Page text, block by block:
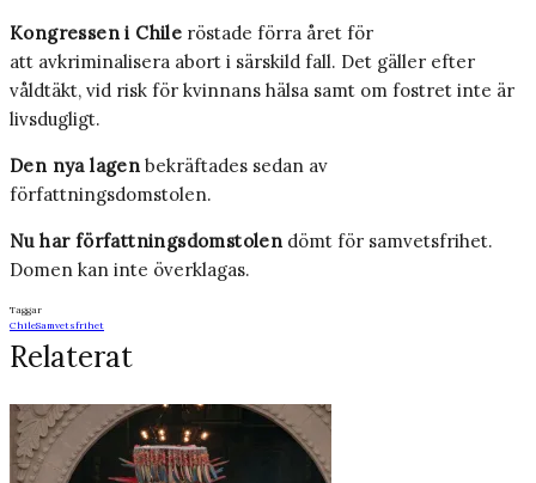
Kongressen i Chile röstade förra året för
att avkriminalisera abort i särskild fall. Det gäller efter
våldtäkt, vid risk för kvinnans hälsa samt om fostret inte är
livsdugligt.
Den nya lagen bekräftades sedan av
författningsdomstolen.
Nu har författningsdomstolen dömt för samvetsfrihet.
Domen kan inte överklagas.
Taggar
ChileSamvetsfrihet
Relaterat